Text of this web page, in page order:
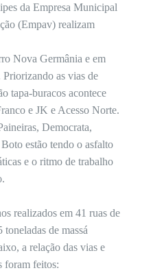
da Empresa Municipal
(Empav) realizam
Nova Germânia e em
as vias de
tapa-buracos acontece
e JK e Acesso Norte.
Democrata,
estão tendo o asfalto
e o ritmo de trabalho
realizados em 41 ruas de
de massá
a relação das vias e
foram feitos: